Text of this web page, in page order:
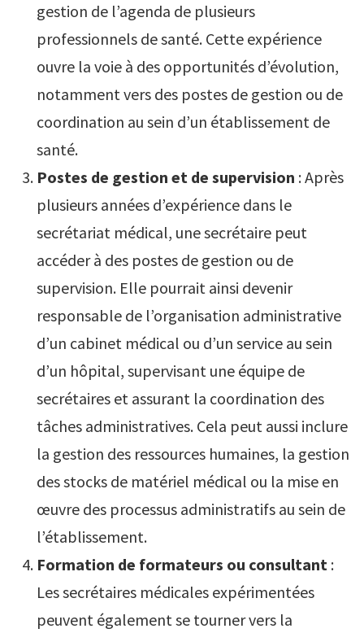
gestion de l’agenda de plusieurs
professionnels de santé. Cette expérience
ouvre la voie à des opportunités d’évolution,
notamment vers des postes de gestion ou de
coordination au sein d’un établissement de
santé.
Postes de gestion et de supervision : Après
plusieurs années d’expérience dans le
secrétariat médical, une secrétaire peut
accéder à des postes de gestion ou de
supervision. Elle pourrait ainsi devenir
responsable de l’organisation administrative
d’un cabinet médical ou d’un service au sein
d’un hôpital, supervisant une équipe de
secrétaires et assurant la coordination des
tâches administratives. Cela peut aussi inclure
la gestion des ressources humaines, la gestion
des stocks de matériel médical ou la mise en
œuvre des processus administratifs au sein de
l’établissement.
Formation de formateurs ou consultant:
Les secrétaires médicales expérimentées
peuvent également se tourner vers la